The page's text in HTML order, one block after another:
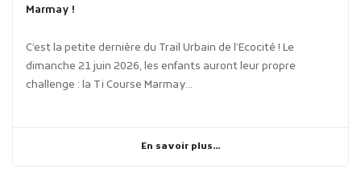
Marmay !
C’est la petite dernière du Trail Urbain de l’Ecocité ! Le
dimanche 21 juin 2026, les enfants auront leur propre
challenge : la Ti Course Marmay...
En savoir plus...